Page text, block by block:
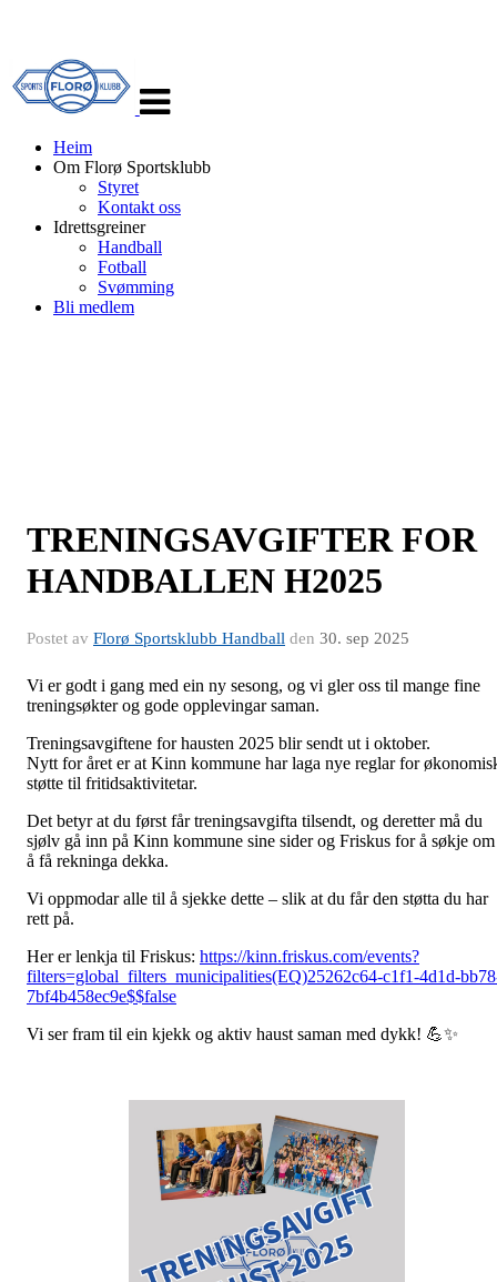
navigasjon
Heim
Om Florø Sportsklubb
Styret
Kontakt oss
Idrettsgreiner
Handball
Fotball
Svømming
Bli medlem
TRENINGSAVGIFTER FOR
HANDBALLEN H2025
Postet av Florø Sportsklubb Handball den 30. sep 2025
Vi er godt i gang med ein ny sesong, og vi gler oss til mange fine
treningsøkter og gode opplevingar saman.
Treningsavgiftene for hausten 2025 blir sendt ut i oktober.
Nytt for året er at Kinn kommune har laga nye reglar for
støtte til fritidsaktivitetar.
Det betyr at du først får treningsavgifta tilsendt, og deretter må du
sjølv gå inn på Kinn kommune sine sider og Friskus for å søkje om
å få rekninga dekka.
Vi oppmodar alle til å sjekke dette – slik at du får den støtta du har
rett på.
Her er lenkja til Friskus: https://kinn.friskus.com/events?
filters=global_filters_municipalities(EQ)25262c64-c1f1-4d1d-
7bf4b458ec9e$$false
Vi ser fram til ein kjekk og aktiv haust saman med dykk! 💪✨